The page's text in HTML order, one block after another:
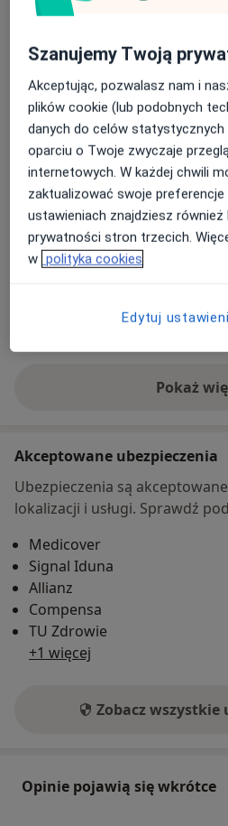
Adres
Centrum Medyczne
Franciszkańska 104/112,
Powiększ
Dostępność
W tym gabinecie nie można
internet
Co mam zrobić w tej
Metody płatności (wizyty
Ubezpieczenia
Pokaż o
Akceptowane ubezpieczenia
Ubezpieczenia są
lokalizacji i usługi. Sprawdź
Medicover
Signal Iduna
Allianz
Compensa
TU Zdrowie
+1 więcej
Zobacz wszystkie
Opinie pojawią się wkrótce
Szanujemy Twoją
Akceptując, pozwalasz nam i
plików cookie (lub podobnych
danych do celów
oparciu o Twoje zwyczaje
internetowych. W każdej chwili
zaktualizować swoje preferencje
ustawieniach znajdziesz również
prywatności stron trzecich.
w polityka cookies
Edytuj